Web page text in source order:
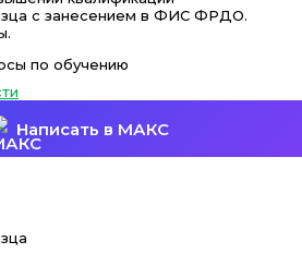
с занесением в ФИС ФРДО.
по обучению
Написать в МАКС